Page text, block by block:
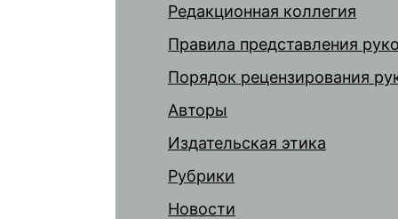
Редакционная коллегия
Правила представления
Порядок рецензирования
Авторы
Издательская этика
Рубрики
Новости